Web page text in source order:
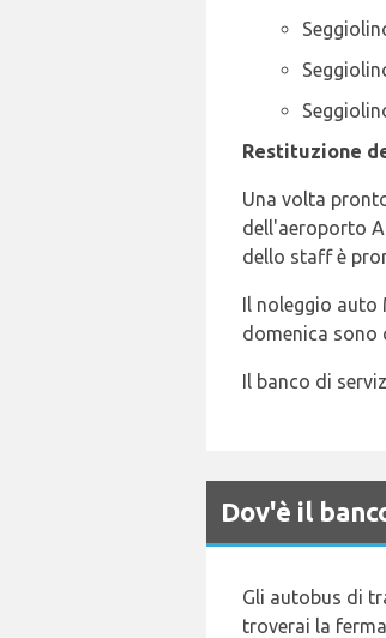
Restituzione
Una volta
dell'aeroporto
dello staff è
Il noleggio auto
domenica sono
Il banco di
Dov'è il
Gli autobus di
troverai la